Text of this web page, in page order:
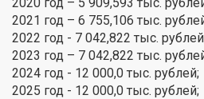
2021 год – 6 755,106 тыс.
2022 год - 7 042,822 тыс.
2023 год – 7 042,822 тыс.
2024 год - 12 000,0 тыс. рублей;
2025 год - 12 000,0 тыс. рублей;